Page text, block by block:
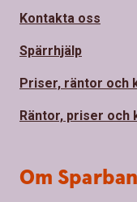
Kontakta oss
Spärrhjälp
Priser, räntor och
Räntor, priser
Om